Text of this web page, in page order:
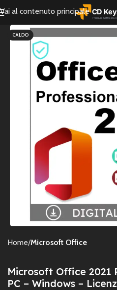
Vai al contenuto principale
CALDO
Home Microsoft Office
Microsoft Office 2021
PC – Windows –